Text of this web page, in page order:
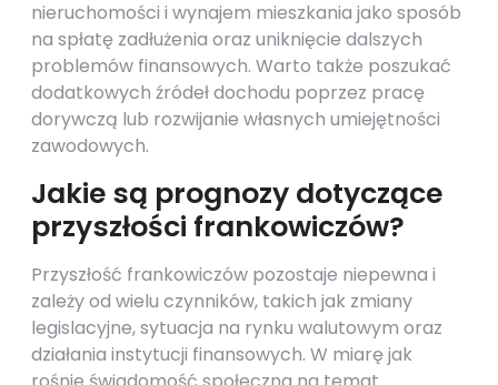
nieruchomości i wynajem mieszkania jako sposób
na spłatę zadłużenia oraz uniknięcie dalszych
problemów finansowych. Warto także poszukać
dodatkowych źródeł dochodu poprzez pracę
dorywczą lub rozwijanie własnych umiejętności
zawodowych.
Jakie są prognozy dotyczące
przyszłości frankowiczów?
Przyszłość frankowiczów pozostaje niepewna i
zależy od wielu czynników, takich jak zmiany
legislacyjne, sytuacja na rynku walutowym oraz
działania instytucji finansowych. W miarę jak